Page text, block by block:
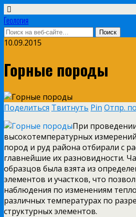
Геология
10.09.2015
Горные породы
Поделиться Твитнуть Pin Отпр.
При
высокотемпературных
пород и руд района отбирали с
главнейшие их разновидности.
образцов была взята из
элементов и участков, что
наблюдения по изменениям
различных температурах по
структурных элементов.